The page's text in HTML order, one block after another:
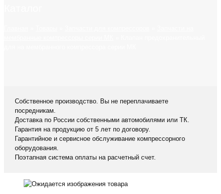
Собственное производство. Вы не переплачиваете
посредникам.
Доставка по России собственными автомобилями или ТК.
Гарантия на продукцию от 5 лет по договору.
Гарантийное и сервисное обслуживание компрессорного
оборудования.
Поэтапная система оплаты на расчетный счет.